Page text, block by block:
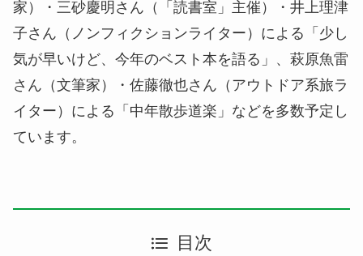
家）・三砂慶明さん（「読書室」主催）・井上理津
子さん（ノンフィクションライター）による「少し
気が早いけど、今年のベスト本を語る」、萩原魚雷
さん（文筆家）・佐藤徹也さん（アウトドア系旅ラ
イター）による「中年散歩道楽」などを多数予定し
ています。
目次